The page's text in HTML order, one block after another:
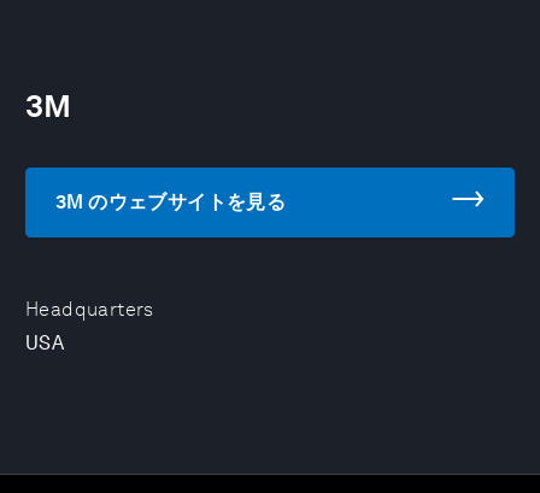
Headquarters
USA
3M
3M のウェブサイトを見る